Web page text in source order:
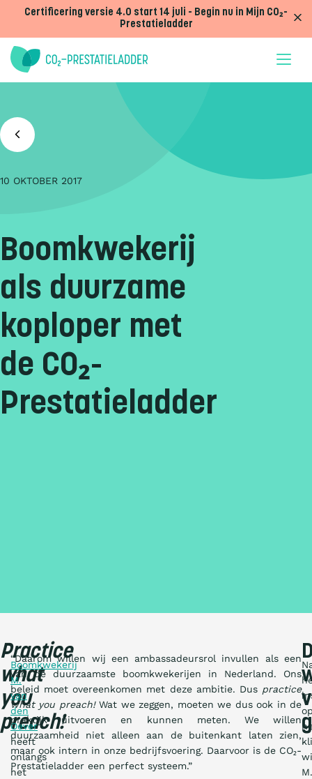
Certificering versie 4.0 start 14 juli - Begin nu in Mijn CO₂-
Prestatieladder
10 OKTOBER 2017
Boomkwekerij
als duurzame
koploper met
de CO₂-
Prestatieladder
Practice
what
you
preach!
Boomkwekerij
M.
van
den
Oever
heeft
onlangs
het
“Daarom willen wij een ambassadeursrol invullen als een
van de duurzaamste boomkwekerijen in Nederland. Ons
beleid moet overeenkomen met deze ambitie. Dus practice
what you preach!Wat we zeggen, moeten we dus ook in de
praktijk uitvoeren en kunnen meten. We willen
duurzaamheid niet alleen aan de buitenkant laten zien,
maar ook intern in onze bedrijfsvoering. Daarvoor is de CO₂-
Prestatieladder een perfect systeem.”
M.